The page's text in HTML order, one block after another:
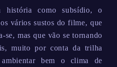
história como subsídio, o
vários sustos do filme, que
se, mas que vão se tornando
muito por conta da trilha
bem o clima de